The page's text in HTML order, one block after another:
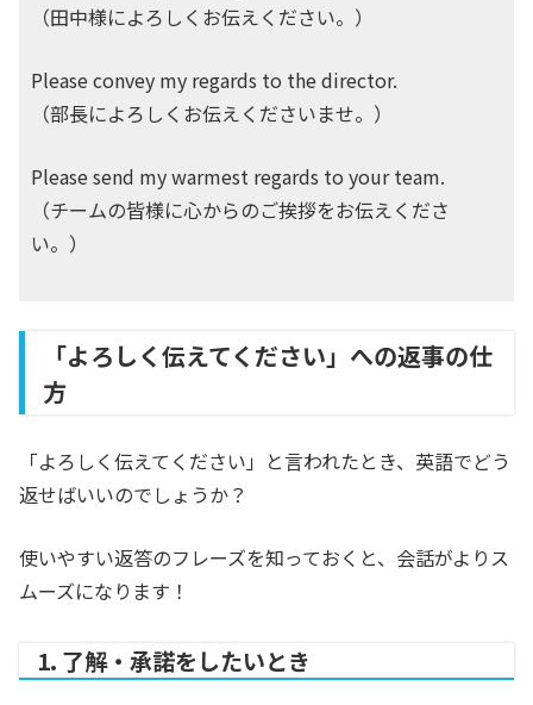
（田中様によろしくお伝えください。）
Please convey my regards to the director.
（部長によろしくお伝えくださいませ。）
Please send my warmest regards to your team.
（チームの皆様に心からのご挨拶をお伝えくださ
い。）
「よろしく伝えてください」への返事の仕
方
「よろしく伝えてください」と言われたとき、英語でどう
返せばいいのでしょうか？
使いやすい返答のフレーズを知っておくと、会話がよりス
ムーズになります！
1. 了解・承諾をしたいとき